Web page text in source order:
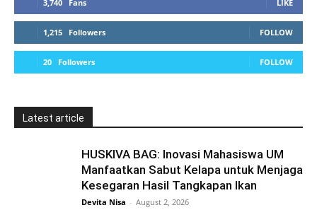
3,740 Fans LIKE
1,215 Followers FOLLOW
20 Followers FOLLOW
Latest article
HUSKIVA BAG: Inovasi Mahasiswa UM
Manfaatkan Sabut Kelapa untuk Menjaga
Kesegaran Hasil Tangkapan Ikan
Devita Nisa - August 2, 2026